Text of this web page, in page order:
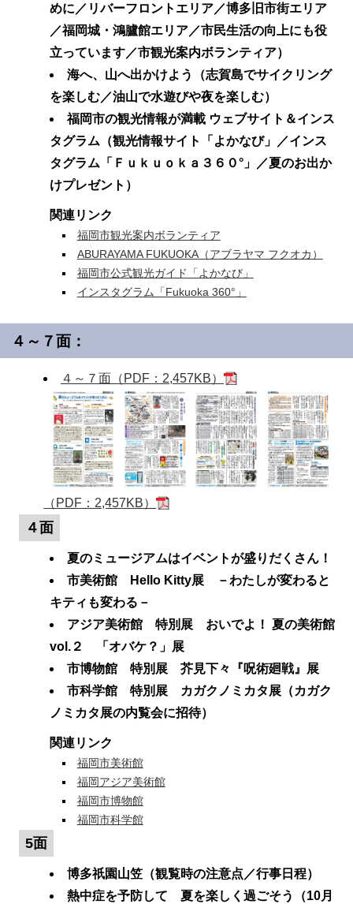
めに／リバーフロントエリア／博多旧市街エリア
／福岡城・鴻臚館エリア／市民生活の向上にも役
立っています／市観光案内ボランティア）
海へ、山へ出かけよう（志賀島でサイクリング
を楽しむ／油山で水遊びや夜を楽しむ）
福岡市の観光情報が満載 ウェブサイト＆インス
タグラム（観光情報サイト「よかなび」／インス
タグラム「Ｆｕｋｕｏｋａ３６０°」／夏のお出か
けプレゼント）
関連リンク
福岡市観光案内ボランティア
ABURAYAMA FUKUOKA（アブラヤマ フクオカ）
福岡市公式観光ガイド「よかなび」
インスタグラム「Fukuoka 360°」
４～７面：
４～７面（PDF：2,457KB）
（PDF：2,457KB）
４面
夏のミュージアムはイベントが盛りだくさん！
市美術館 Hello Kitty展 －わたしが変わると
キティも変わる－
アジア美術館 特別展 おいでよ！ 夏の美術館
vol.２ 「オバケ？」展
市博物館 特別展 芥見下々『呪術廻戦』展
市科学館 特別展 カガクノミカタ展（カガク
ノミカタ展の内覧会に招待）
関連リンク
福岡市美術館
福岡アジア美術館
福岡市博物館
福岡市科学館
5面
博多祇園山笠（観覧時の注意点／行事日程）
熱中症を予防して 夏を楽しく過ごそう（10月